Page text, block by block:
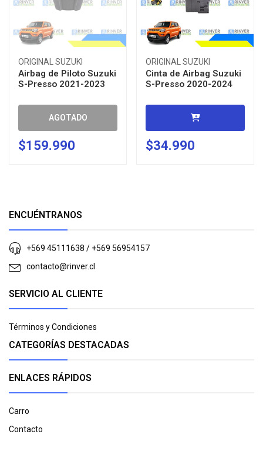
ORIGINAL SUZUKI
Airbag de Piloto Suzuki
S-Presso 2021-2023
AGOTADO
$159.990
ORIGINAL SUZUKI
Cinta de Airbag Suzuki
S-Presso 2020-2024
$34.990
ENCUÉNTRANOS
+569 45111638 / +569 56954157
contacto@rinver.cl
SERVICIO AL CLIENTE
Términos y Condiciones
CATEGORÍAS DESTACADAS
ENLACES RÁPIDOS
Carro
Contacto